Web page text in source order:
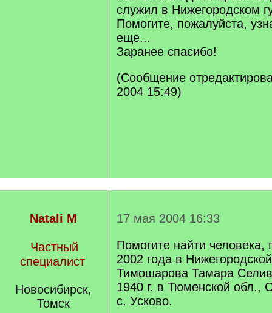
служил в Нижегородском
Помогите, пожалуйста,
еще...
Заранее спасибо!
(Сообщение
2004 15:49)
Natali M
Частный
специалист
Новосибирск,
Томск
17 мая 2004 16:33
Помогите найти
2002 года в
Тимошарова Тамара
1940 г. в Тюменской обл.,
с. Усково.